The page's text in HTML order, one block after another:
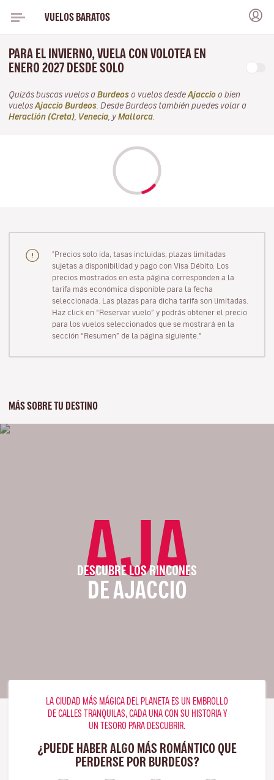
VUELOS BARATOS
PARA EL INVIERNO, VUELA CON VOLOTEA EN
ENERO 2027 DESDE SOLO
Quizás buscas vuelos a Burdeos o vuelos desde Ajaccio o bien
vuelos Ajaccio Burdeos . Desde Burdeos también puedes volar a
Heraclión (Creta) Venecia , y Mallorca
"Precios solo ida, tasas incluidas, plazas limitadas
sujetas a disponibilidad y pago con Visa Débito. Los
precios mostrados en esta página corresponden a la
tarifa más económica disponible para la fecha
seleccionada. Las plazas para dicha tarifa son limitadas.
Haz click en “Reservar vuelo” y podrás obtener el precio
para los vuelos seleccionados que se mostrará en la
sección “Resumen” de la página siguiente."
MÁS SOBRE TU DESTINO
AJA
DESCUBRE LOS RINCONES
DE AJACCIO
LA CIUDAD MÁS MÁGICA DEL PLANETA ES UN EMBROLLO
DE CALLES TRANQUILAS, CADA UNA CON SU HISTORIA Y
UN TESORO PARA DESCUBRIR.
¿PUEDE HABER ALGO MÁS ROMÁNTICO QUE
PERDERSE POR BURDEOS?